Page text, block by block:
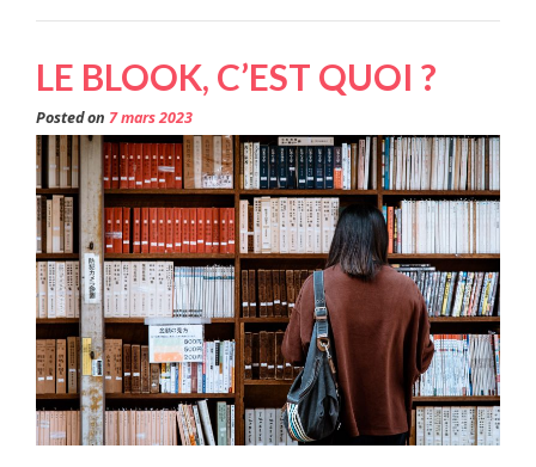
LE BLOOK, C’EST QUOI ?
Posted on 7 mars 2023